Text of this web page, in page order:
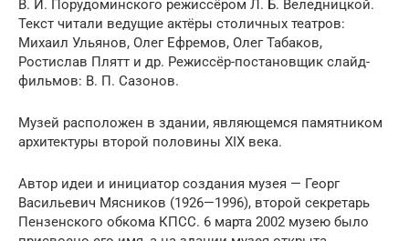
В. И. Порудоминского режиссёром Л. Б. Веледницкой.
Текст читали ведущие актёры столичных театров:
Михаил Ульянов, Олег Ефремов, Олег Табаков,
Ростислав Плятт и др. Режиссёр-постановщик слайд-
фильмов: В. П. Сазонов.
Музей расположен в здании, являющемся памятником
архитектуры второй половины XIX века.
Автор идеи и инициатор создания музея — Георг
Васильевич Мясников (1926—1996), второй секретарь
Пензенского обкома КПСС. 6 марта 2002 музею было